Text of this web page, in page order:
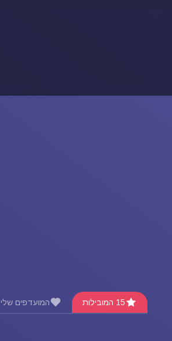
15 המובילות המועדפים שלי